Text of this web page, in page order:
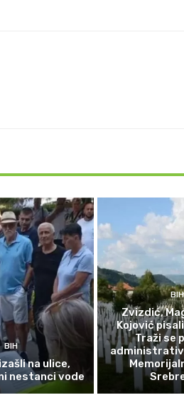
BIH
na ulice,
nestanci vode
BIH
Zvizdić,
Kojović
Traži se